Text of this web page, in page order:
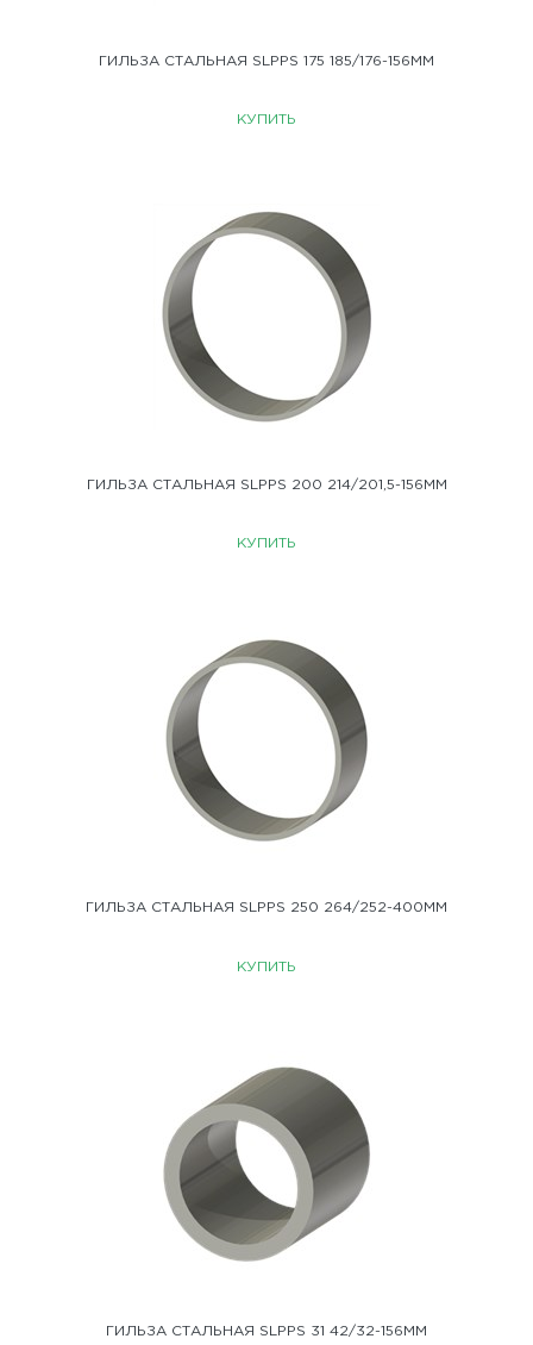
ГИЛЬЗА СТАЛЬНАЯ SLPPS 175 185/176-156ММ
КУПИТЬ
ГИЛЬЗА СТАЛЬНАЯ SLPPS 200 214/201,5-156ММ
КУПИТЬ
ГИЛЬЗА СТАЛЬНАЯ SLPPS 250 264/252-400MM
КУПИТЬ
ГИЛЬЗА СТАЛЬНАЯ SLPPS 31 42/32-156ММ